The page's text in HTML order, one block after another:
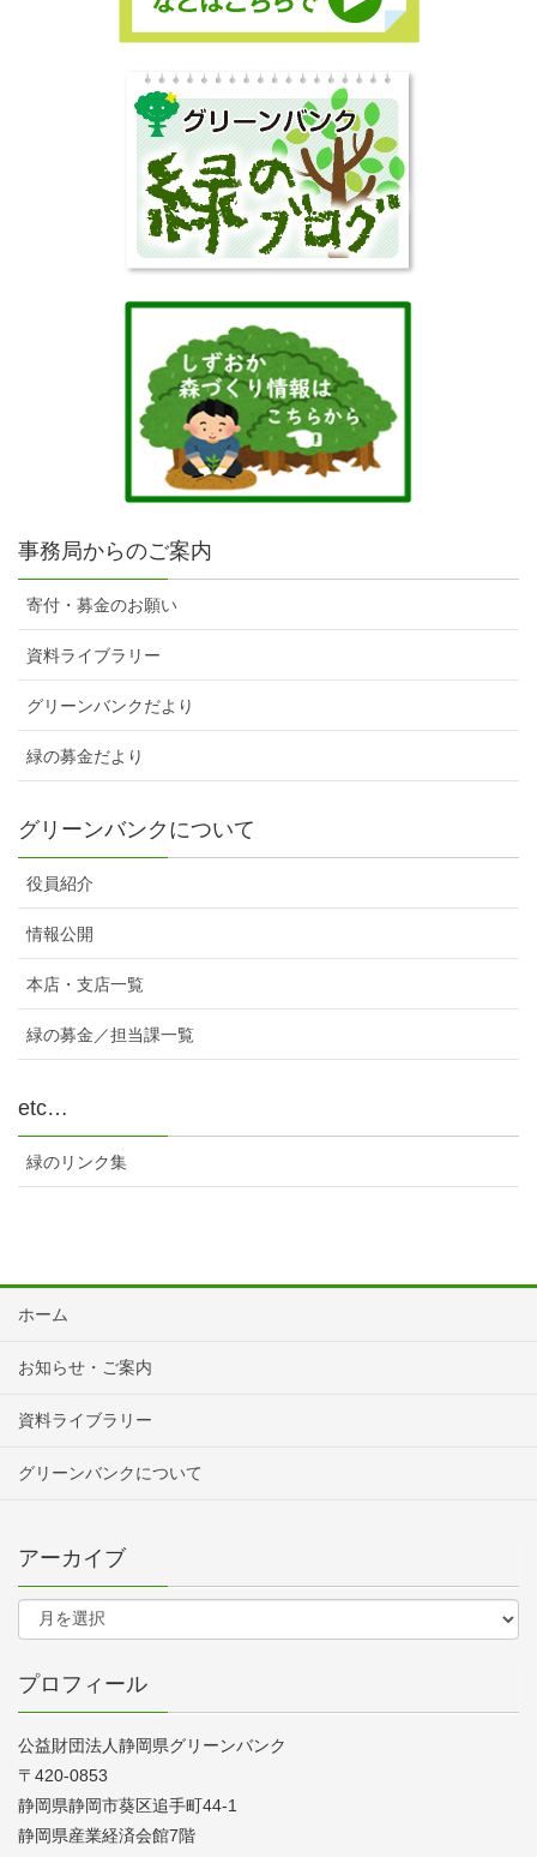
事務局からのご案内
寄付・募金のお願い
資料ライブラリー
グリーンバンクだより
緑の募金だより
グリーンバンクについて
役員紹介
情報公開
本店・支店一覧
緑の募金／担当課一覧
etc…
緑のリンク集
ホーム
お知らせ・ご案内
資料ライブラリー
グリーンバンクについて
アーカイブ
プロフィール
公益財団法人静岡県グリーンバンク
〒420-0853
静岡県静岡市葵区追手町44-1
静岡県産業経済会館7階